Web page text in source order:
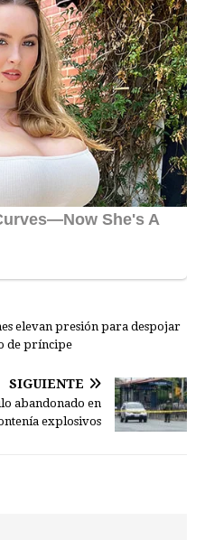
elevan presión para despojar
de príncipe
SIGUIENTE
abandonado en
explosivos